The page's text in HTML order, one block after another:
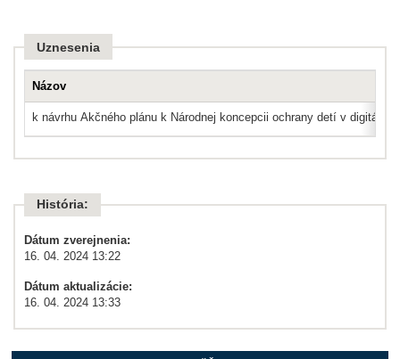
Uznesenia
Názov
k návrhu Akčného plánu k Národnej koncepcii ochrany detí v
História:
Dátum zverejnenia:
16. 04. 2024 13:22
Dátum aktualizácie:
16. 04. 2024 13:33